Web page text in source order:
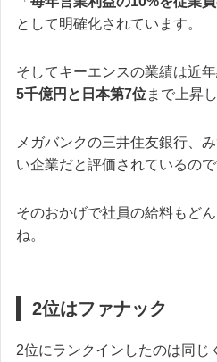
として明確化されています。
そしてキーエンスの業績は近年
5千億円と日本第7位まで上昇
メガバンクの三井住友銀行、
い企業だと評価されているので
そのおかげで社員の給料もど
ね。
2位はファナック
2位にランクインしたのは同じ